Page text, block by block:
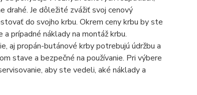
drahé. Je dôležité zvážiť svoj cenový
do svojho krbu. Okrem ceny krbu by ste
prípadné náklady na montáž krbu.
aj propán-butánové krby potrebujú údržbu a
stave a bezpečné na používanie. Pri výbere
aby ste vedeli, aké náklady a